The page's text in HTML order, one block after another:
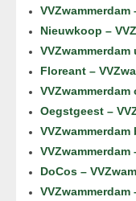
VVZwammerdam
Nieuwkoop –
Floreant –
Oegstgeest –
DoCos –
VVZwammerdam